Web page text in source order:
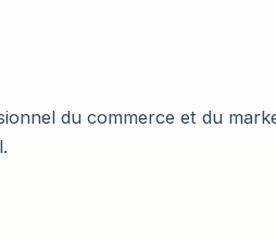
du commerce et du